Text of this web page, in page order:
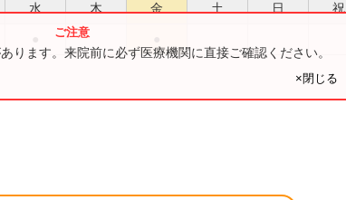
水 木 金 土 日 祝
ります。来院前に必ず医療機関に直接ご確認ください。
×閉じる